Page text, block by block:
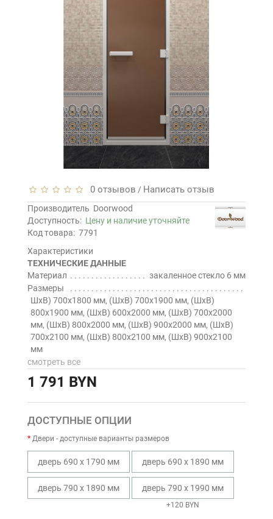
0 отзывов / Написать отзыв
Производитель Doorwood
Доступность: Цену и наличие уточняйте
Код товара: 7791
Характеристики
ТЕХНИЧЕСКИЕ ДАННЫЕ
Материал
закаленное стекло 6 мм
Размеры
ШхВ) 700х1800 мм, (ШхВ) 700х1900 мм, (ШхВ)
800х1900 мм, (ШхВ) 600х2000 мм, (ШхВ) 700х2000
мм, (ШхВ) 800х2000 мм, (ШхВ) 900х2000 мм, (ШхВ)
700х2100 мм, (ШхВ) 800х2100 мм, (ШхВ) 900х2100
мм
смотреть все
1 791 BYN
ДОСТУПНЫЕ ОПЦИИ
Двери - доступные варианты размеров
дверь 690 х 1790 мм дверь 690 х 1890 мм
дверь 790 х 1890 мм дверь 790 х 1990 мм
+120 BYN